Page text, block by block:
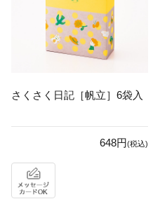
さくさく日記［帆立］6袋入
648円(税込)